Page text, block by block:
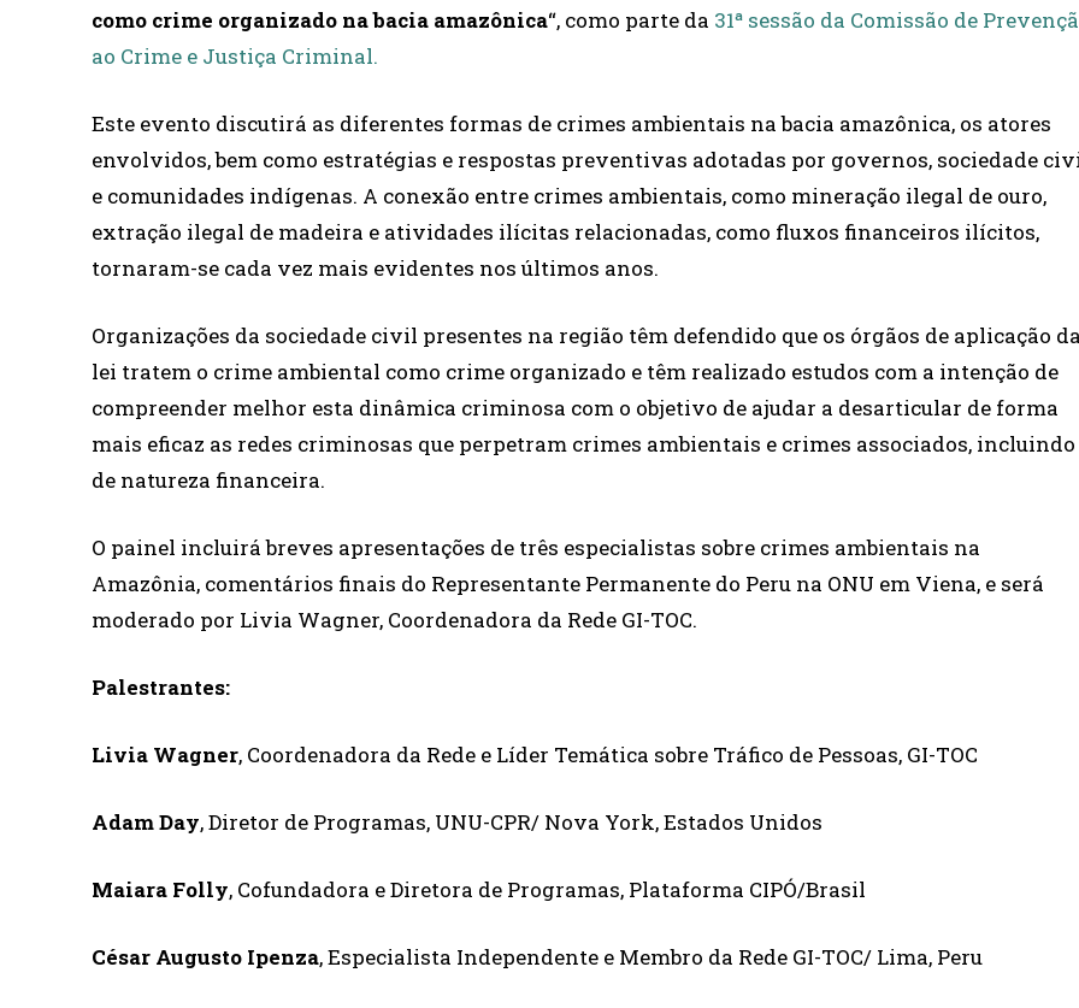
como crime organizado na bacia amazônica“, como parte da 31ª sessão da Comissão de
ao Crime e Justiça Criminal.
Este evento discutirá as diferentes formas de crimes ambientais na bacia amazônica, os atores
envolvidos, bem como estratégias e respostas preventivas adotadas por governos, sociedade
e comunidades indígenas. A conexão entre crimes ambientais, como mineração ilegal de ouro,
extração ilegal de madeira e atividades ilícitas relacionadas, como fluxos financeiros ilícitos,
tornaram-se cada vez mais evidentes nos últimos anos.
Organizações da sociedade civil presentes na região têm defendido que os órgãos de aplicação da
lei tratem o crime ambiental como crime organizado e têm realizado estudos com a intenção de
compreender melhor esta dinâmica criminosa com o objetivo de ajudar a desarticular de forma
mais eficaz as redes criminosas que perpetram crimes ambientais e crimes associados, incluindo
de natureza financeira.
O painel incluirá breves apresentações de três especialistas sobre crimes ambientais na
Amazônia, comentários finais do Representante Permanente do Peru na ONU em Viena, e será
moderado por Livia Wagner, Coordenadora da Rede GI-TOC.
Palestrantes:
Livia Wagner, Coordenadora da Rede e Líder Temática sobre Tráfico de Pessoas, GI-TOC
Adam Day, Diretor de Programas, UNU-CPR/ Nova York, Estados Unidos
Maiara Folly, Cofundadora e Diretora de Programas, Plataforma CIPÓ/Brasil
César Augusto Ipenza, Especialista Independente e Membro da Rede GI-TOC/ Lima, Peru